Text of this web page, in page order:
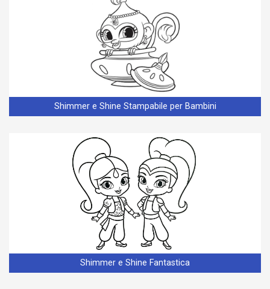
Shimmer e Shine Stampabile per Bambini
Shimmer e Shine Fantastica